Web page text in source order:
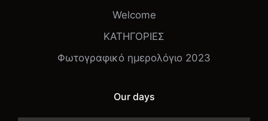
Welcome
ΚΑΤΗΓΟΡΙΕΣ
Φωτογραφικό ημερολόγιο 2023
Our days